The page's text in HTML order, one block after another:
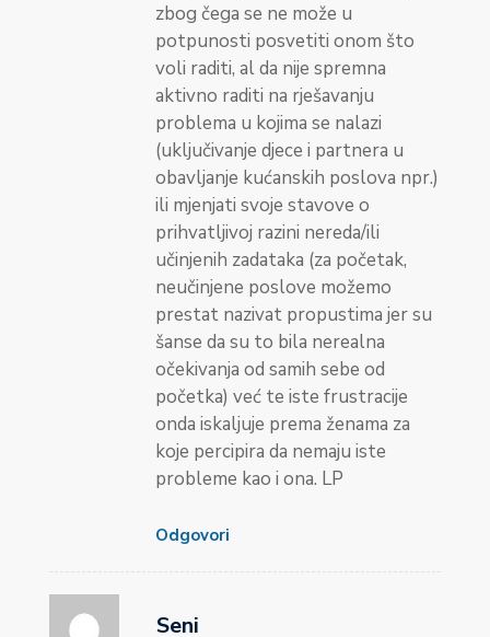
zbog čega se ne može u
potpunosti posvetiti onom što
voli raditi, al da nije spremna
aktivno raditi na rješavanju
problema u kojima se nalazi
(uključivanje djece i partnera u
obavljanje kućanskih poslova npr.)
ili mjenjati svoje stavove o
prihvatljivoj razini nereda/ili
učinjenih zadataka (za početak,
neučinjene poslove možemo
prestat nazivat propustima jer su
šanse da su to bila nerealna
očekivanja od samih sebe od
početka) već te iste frustracije
onda iskaljuje prema ženama za
koje percipira da nemaju iste
probleme kao i ona. LP
Odgovori
Seni